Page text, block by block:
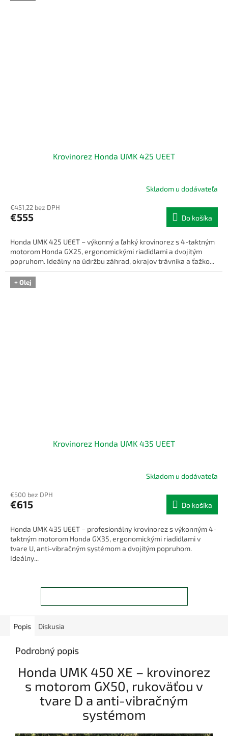
Krovinorez Honda UMK 425 UEET
Skladom u dodávateľa
€451,22 bez DPH
€555 Do košíka
Honda UMK 425 UEET – výkonný a ľahký krovinorez s 4-taktným
motorom Honda GX25, ergonomickými riadidlami a dvojitým
popruhom. Ideálny na údržbu záhrad, okrajov trávnika a ťažko...
+ Olej
Krovinorez Honda UMK 435 UEET
Skladom u dodávateľa
€500 bez DPH
€615 Do košíka
Honda UMK 435 UEET – profesionálny krovinorez s výkonným 4-
taktným motorom Honda GX35, ergonomickými riadidlami v
tvare U, anti-vibračným systémom a dvojitým popruhom.
Ideálny...
Popis Diskusia
Podrobný popis
Honda UMK 450 XE – krovinorez
s motorom GX50, rukoväťou v
tvare D a anti-vibračným
systémom